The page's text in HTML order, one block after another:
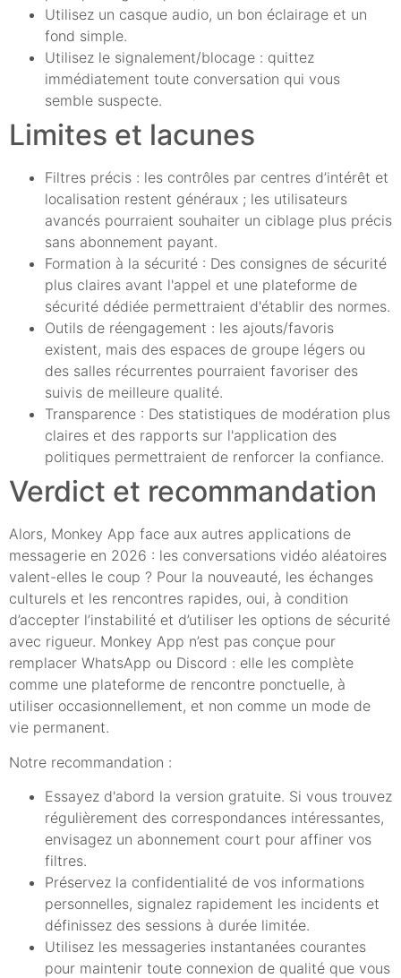
Utilisez un casque audio, un bon éclairage et un
fond simple.
Utilisez le signalement/blocage : quittez
immédiatement toute conversation qui vous
semble suspecte.
Limites et lacunes
Filtres précis : les contrôles par centres d’intérêt et
localisation restent généraux ; les utilisateurs
avancés pourraient souhaiter un ciblage plus précis
sans abonnement payant.
Formation à la sécurité : Des consignes de sécurité
plus claires avant l'appel et une plateforme de
sécurité dédiée permettraient d'établir des normes.
Outils de réengagement : les ajouts/favoris
existent, mais des espaces de groupe légers ou
des salles récurrentes pourraient favoriser des
suivis de meilleure qualité.
Transparence : Des statistiques de modération plus
claires et des rapports sur l'application des
politiques permettraient de renforcer la confiance.
Verdict et recommandation
Alors, Monkey App face aux autres applications de
messagerie en 2026 : les conversations vidéo aléatoires
valent-elles le coup ? Pour la nouveauté, les échanges
culturels et les rencontres rapides, oui, à condition
d’accepter l’instabilité et d’utiliser les options de sécurité
avec rigueur. Monkey App n’est pas conçue pour
remplacer WhatsApp ou Discord : elle les complète
comme une plateforme de rencontre ponctuelle, à
utiliser occasionnellement, et non comme un mode de
vie permanent.
Notre recommandation :
Essayez d'abord la version gratuite. Si vous trouvez
régulièrement des correspondances intéressantes,
envisagez un abonnement court pour affiner vos
filtres.
Préservez la confidentialité de vos informations
personnelles, signalez rapidement les incidents et
définissez des sessions à durée limitée.
Utilisez les messageries instantanées courantes
pour maintenir toute connexion de qualité que vous